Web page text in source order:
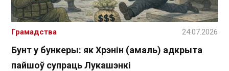
Бунт у бункеры: як Хрэнін (амаль) адкрыта
пайшоў супраць Лукашэнкі
Грамадства 24.07.2026